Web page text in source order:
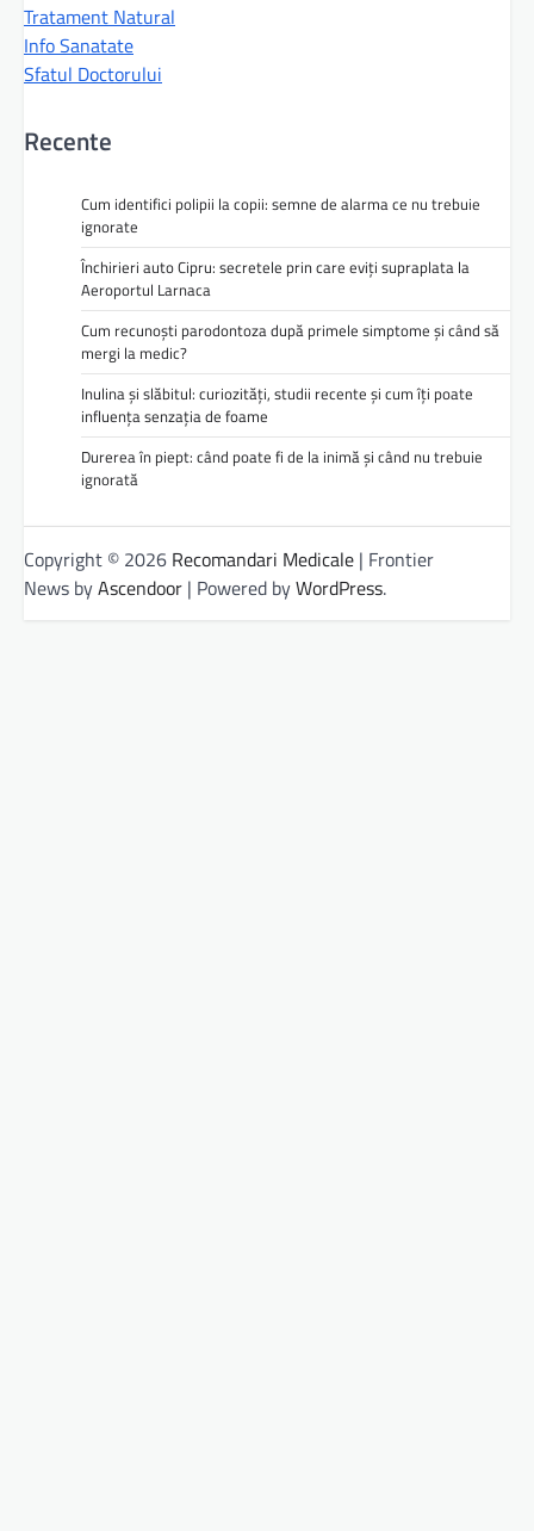
Tratament Natural
Info Sanatate
Sfatul Doctorului
Recente
Cum identifici polipii la copii: semne de alarma ce nu trebuie
ignorate
Închirieri auto Cipru: secretele prin care eviți supraplata la
Aeroportul Larnaca
Cum recunoști parodontoza după primele simptome și când să
mergi la medic?
Inulina și slăbitul: curiozități, studii recente și cum îți poate
influența senzația de foame
Durerea în piept: când poate fi de la inimă și când nu trebuie
ignorată
Copyright © 2026 Recomandari Medicale | Frontier
News byAscendoor | Powered byWordPress.